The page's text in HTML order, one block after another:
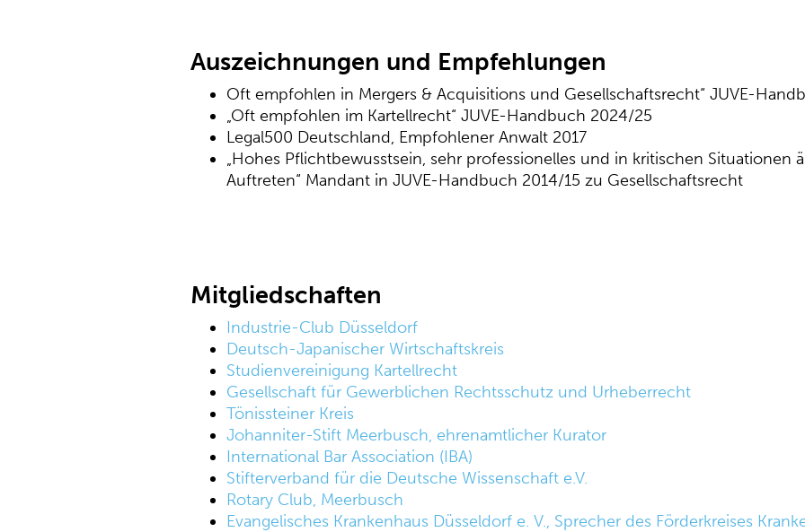
Auszeichnungen und Empfehlungen
Oft empfohlen in Mergers & Acquisitions und Gesellschaftsrecht“ JUVE-
„Oft empfohlen im Kartellrecht“ JUVE-Handbuch 2024/25
Legal500 Deutschland, Empfohlener Anwalt 2017
„Hohes Pflichtbewusstsein, sehr professionelles und in kritischen Situationen
Auftreten“ Mandant in JUVE-Handbuch 2014/15 zu Gesellschaftsrecht
Mitgliedschaften
Industrie-Club Düsseldorf
Deutsch-Japanischer Wirtschaftskreis
Studienvereinigung Kartellrecht
Gesellschaft für Gewerblichen Rechtsschutz und Urheberrecht
Tönissteiner Kreis
Johanniter-Stift Meerbusch, ehrenamtlicher Kurator
International Bar Association (IBA)
Stifterverband für die Deutsche Wissenschaft e.V.
Rotary Club, Meerbusch
Evangelisches Krankenhaus Düsseldorf e. V., Sprecher des Förderkreises